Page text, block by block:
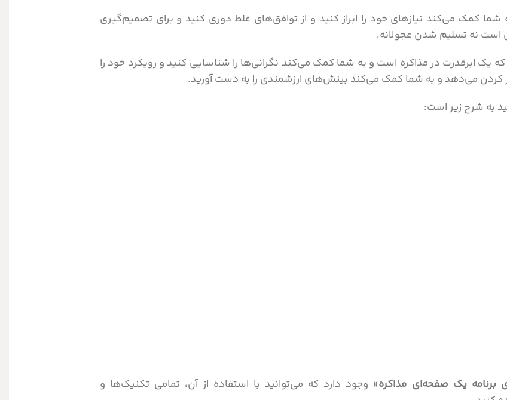
کمک می‌کند نیازهای خود را ابراز کنید و از توافق‌های غلط دوری کنید و برای تصمیم‌گیری
است نه تسلیم شدن عجولانه.
ابرقدرت در مذاکره است و به شما کمک می‌کند نگرانی‌ها را شناسایی کنید و رویکرد خود را
می‌دهد و به شما کمک می‌کند بینش‌های ارزشمندی را به دست آورید.
به شرح زیر است:
برنامه یک صفحه‌ای مذاکره» وجود دارد که می‌توانید با استفاده از آن، تمامی تکنیک‌ها و